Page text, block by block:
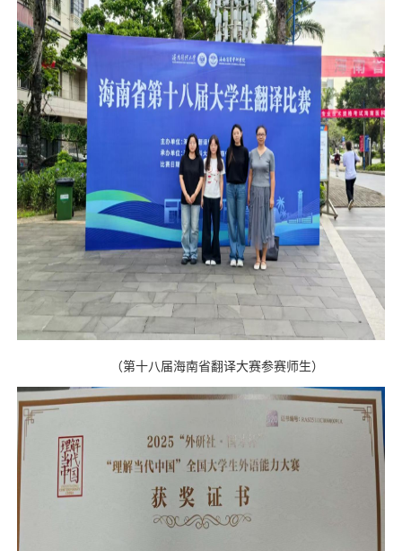
（第十八届海南省翻译大赛参赛师生）